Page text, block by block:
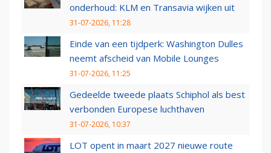
onderhoud: KLM en Transavia wijken uit
31-07-2026, 11:28
Einde van een tijdperk: Washington Dulles
neemt afscheid van Mobile Lounges
31-07-2026, 11:25
Gedeelde tweede plaats Schiphol als best
verbonden Europese luchthaven
31-07-2026, 10:37
LOT opent in maart 2027 nieuwe route